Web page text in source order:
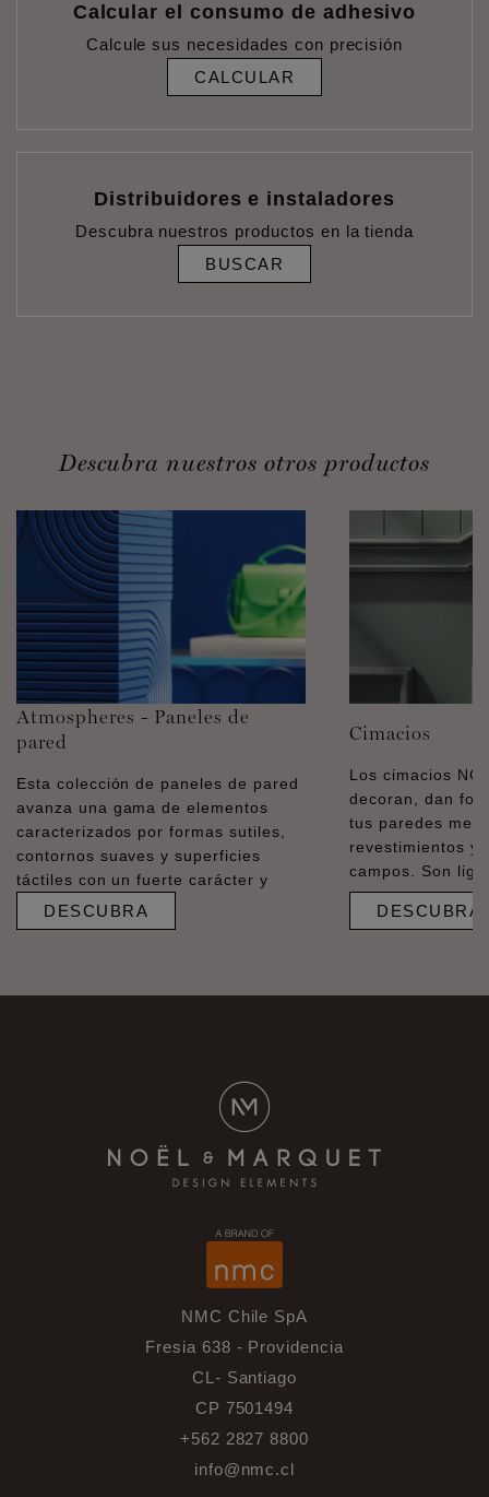
Calcular el consumo de adhesivo
Calcule sus necesidades con precisión
CALCULAR
Distribuidores e instaladores
Descubra nuestros productos en la tienda
BUSCAR
Descubra nuestros otros productos
Atmospheres - Paneles de
pared
Esta colección de paneles de pared
avanza una gama de elementos
caracterizados por formas sutiles,
contornos suaves y superficies
táctiles con un fuerte carácter y
DESCUBRA
Cimacios
Los cimacios
decoran, dan
tus paredes
revestimientos y
campos. Son
DESCUBRA
NMC Chile SpA
Fresia 638 - Providencia
CL- Santiago
CP 7501494
+562 2827 8800
info@nmc.cl